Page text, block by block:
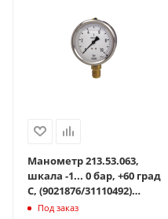
Манометр 213.53.063,
шкала -1... 0 бар, +60 град
С, (9021876/31110492)
радиальный G1/4B, с
Под заказ